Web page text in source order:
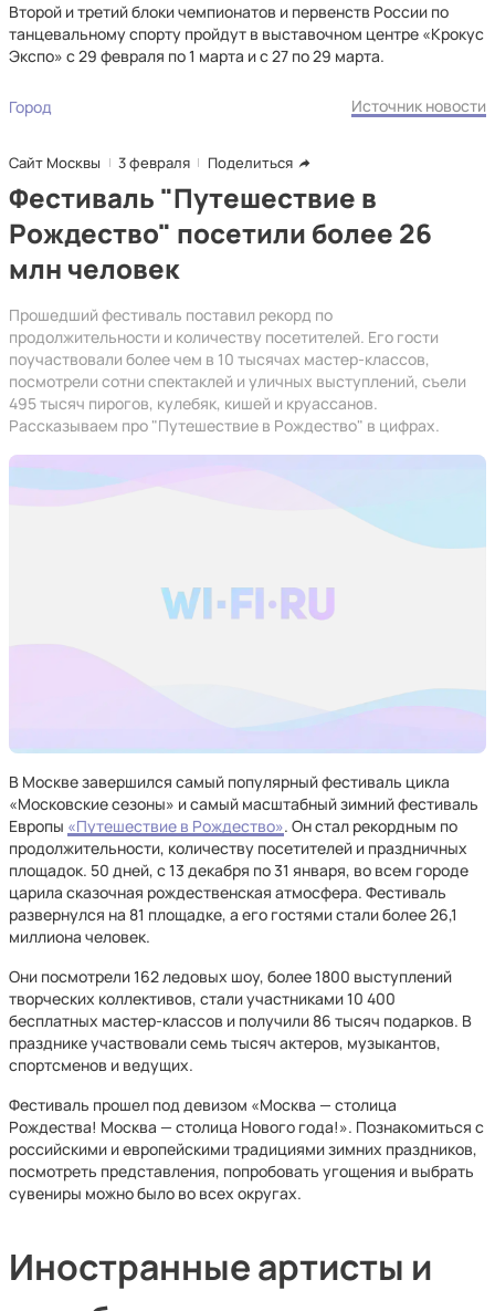
Второй и третий блоки чемпионатов и первенств России по
танцевальному спорту пройдут в выставочном центре «Крокус
Экспо» с 29 февраля по 1 марта и с 27 по 29 марта.
Город Источник новости
Сайт Москвы 3 февраля Поделиться
Фестиваль "Путешествие в
Рождество" посетили более 26
млн человек
Прошедший фестиваль поставил рекорд по
продолжительности и количеству посетителей. Его гости
поучаствовали более чем в 10 тысячах мастер-классов,
посмотрели сотни спектаклей и уличных выступлений, съели
495 тысяч пирогов, кулебяк, кишей и круассанов.
Рассказываем про "Путешествие в Рождество" в цифрах.
В Москве завершился самый популярный фестиваль цикла
«Московские сезоны» и самый масштабный зимний фестиваль
Европы «Путешествие в Рождество». Он стал рекордным по
продолжительности, количеству посетителей и праздничных
площадок. 50 дней, с 13 декабря по 31 января, во всем городе
царила сказочная рождественская атмосфера. Фестиваль
развернулся на 81 площадке, а его гостями стали более 26,1
миллиона человек.
Они посмотрели 162 ледовых шоу, более 1800 выступлений
творческих коллективов, стали участниками 10 400
бесплатных мастер-классов и получили 86 тысяч подарков. В
празднике участвовали семь тысяч актеров, музыкантов,
спортсменов и ведущих.
Фестиваль прошел под девизом «Москва — столица
Рождества! Москва — столица Нового года!». Познакомиться с
российскими и европейскими традициями зимних праздников,
посмотреть представления, попробовать угощения и выбрать
сувениры можно было во всех округах.
Иностранные артисты и